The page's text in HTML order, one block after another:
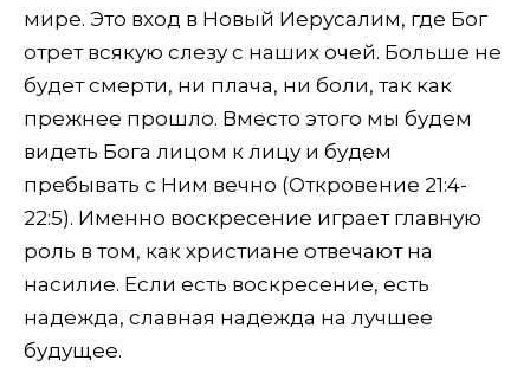
мире. Это вход в Новый Иерусалим, где Бог
отрет всякую слезу с наших очей. Больше не
будет смерти, ни плача, ни боли, так как
прежнее прошло. Вместо этого мы будем
видеть Бога лицом к лицу и будем
пребывать с Ним вечно (Откровение 21:4-
22:5). Именно воскресение играет главную
роль в том, как христиане отвечают на
насилие. Если есть воскресение, есть
надежда, славная надежда на лучшее
будущее.